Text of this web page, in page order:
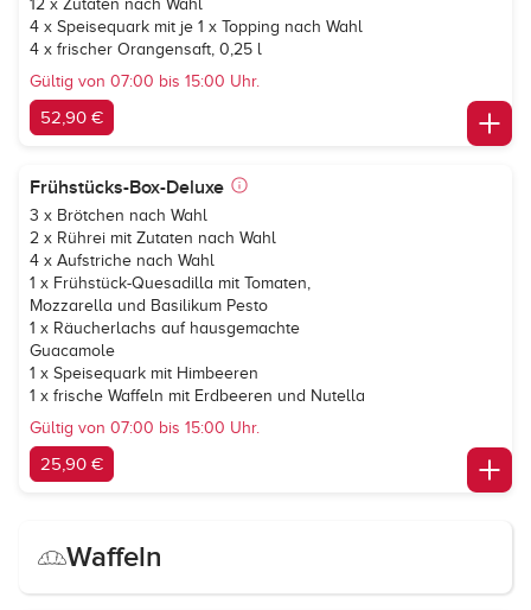
12 x Zutaten nach Wahl
4 x Speisequark mit je 1 x Topping nach Wahl
4 x frischer Orangensaft, 0,25 l
Gültig von 07:00 bis 15:00 Uhr.
52,90 €
Frühstücks-Box-Deluxe
3 x Brötchen nach Wahl
2 x Rührei mit Zutaten nach Wahl
4 x Aufstriche nach Wahl
1 x Frühstück-Quesadilla mit Tomaten,
Mozzarella und Basilikum Pesto
1 x Räucherlachs auf hausgemachte
Guacamole
1 x Speisequark mit Himbeeren
1 x frische Waffeln mit Erdbeeren und Nutella
Gültig von 07:00 bis 15:00 Uhr.
25,90 €
Waffeln